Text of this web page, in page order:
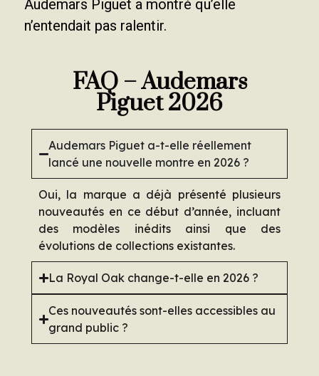
Audemars Piguet a montré qu’elle
n’entendait pas ralentir.
FAQ – Audemars
Piguet 2026
Audemars Piguet a-t-elle réellement
lancé une nouvelle montre en 2026 ?
Oui, la marque a déjà présenté plusieurs
nouveautés en ce début d’année, incluant
des modèles inédits ainsi que des
évolutions de collections existantes.
La Royal Oak change-t-elle en 2026 ?
Ces nouveautés sont-elles accessibles au
grand public ?